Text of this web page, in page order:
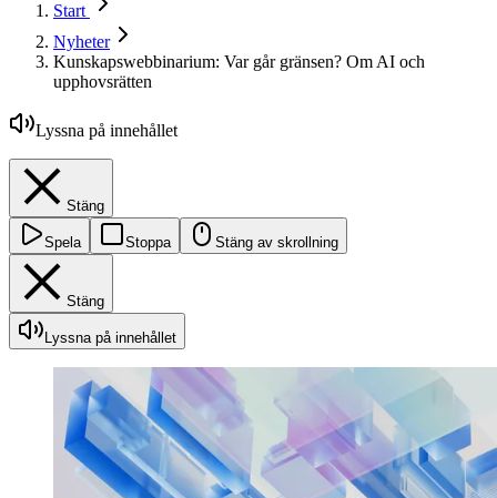
Start
Nyheter
Kunskapswebbinarium: Var går gränsen? Om AI och
upphovsrätten
Lyssna på innehållet
Stäng
Spela Stoppa Stäng av skrollning
Stäng
Lyssna på innehållet